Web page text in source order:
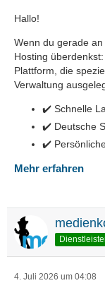
Hallo!
Wenn du gerade
Hosting
Plattform, die
Verwaltung
✔️ Schnelle
✔️ Deutsche
✔️
Mehr erfahren
4. Juli 2026 um 04:08